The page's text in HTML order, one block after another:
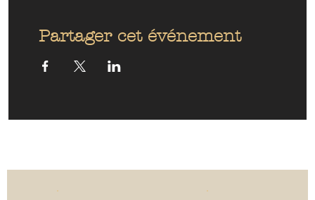
Partager cet événement